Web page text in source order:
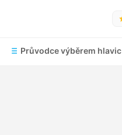
Průvodce výběrem hlavic